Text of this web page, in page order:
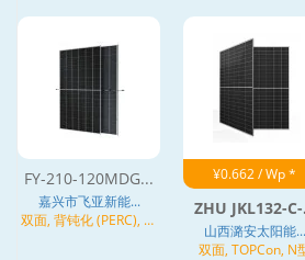
FY-210-120MDG...
嘉兴市飞亚新能...
双面, 背钝化 (PERC), 异
¥0.662 / Wp *
ZHU JKL132-
山西潞安太阳能...
双面, TOPCon, N